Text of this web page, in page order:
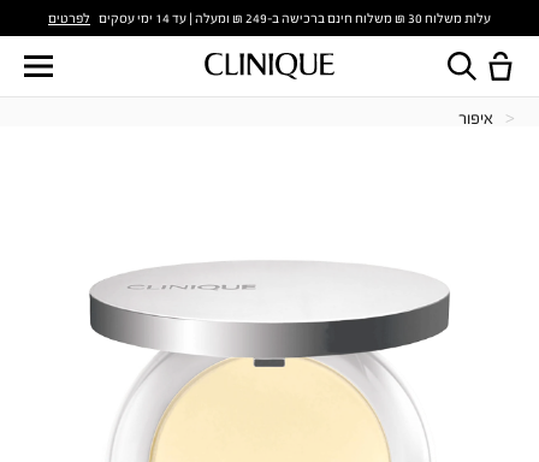
עלות משלוח 30 ₪ משלוח חינם ברכישה ב-249 ₪ ומעלה | עד 14 ימי עסקים לפרטים
איפור